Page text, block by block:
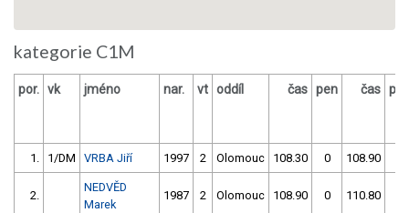
kategorie C1M
por. vk jméno nar. vt oddíl čas pen čas
1. 1/DM VRBA Jiří 1997 2 Olomouc 108.30 0 108.90
2.
NEDVĚD
Marek
1987 2 Olomouc 108.90 0 110.80